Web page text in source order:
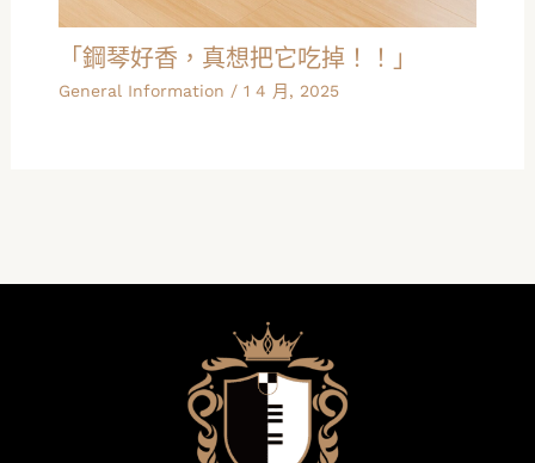
「鋼琴好香，真想把它吃掉！！」
General Information / 1 4 月, 2025